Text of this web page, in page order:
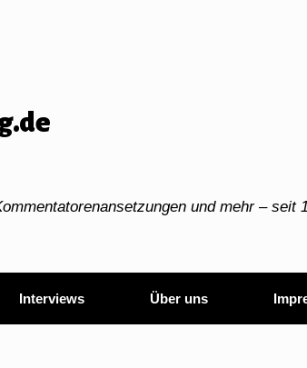
und mehr – seit
Interviews Über uns